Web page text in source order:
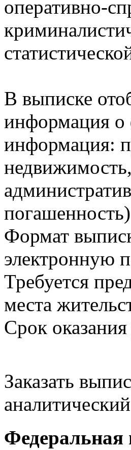
оперативно-
В выписке
информация о
информация:
Формат
электронную
Требуется
места
Срок
Заказать
Федеральная